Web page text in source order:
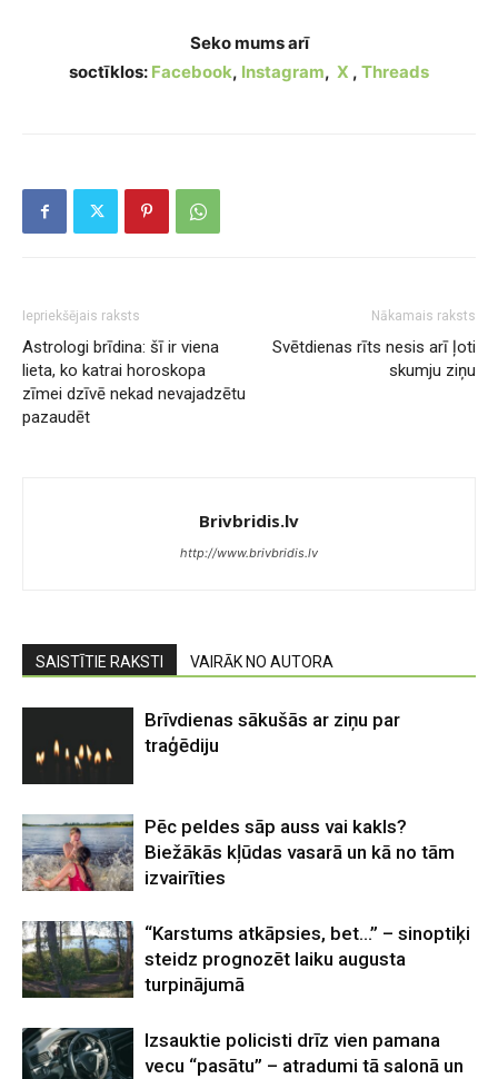
Seko mums arī
soctīklos: Facebook, Instagram, X , Threads
Iepriekšējais raksts
Astrologi brīdina: šī ir viena
lieta, ko katrai horoskopa
zīmei dzīvē nekad nevajadzētu
pazaudēt
Nākamais raksts
Svētdienas rīts nesis arī ļoti
skumju ziņu
Brivbridis.lv
http://www.brivbridis.lv
SAISTĪTIE RAKSTI VAIRĀK NO AUTORA
Brīvdienas sākušās ar ziņu par
traģēdiju
Pēc peldes sāp auss vai kakls?
Biežākās kļūdas vasarā un kā no tām
izvairīties
“Karstums atkāpsies, bet…” – sinoptiķi
steidz prognozēt laiku augusta
turpinājumā
Izsauktie policisti drīz vien pamana
vecu “pasātu” – atradumi tā salonā un